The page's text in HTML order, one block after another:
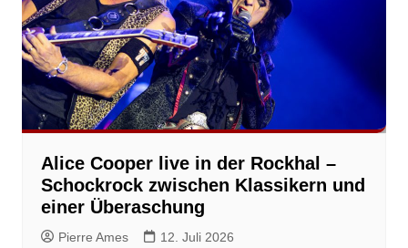
Alice Cooper live in der Rockhal –
Schockrock zwischen Klassikern und
einer Überaschung
Pierre Ames 12. Juli 2026